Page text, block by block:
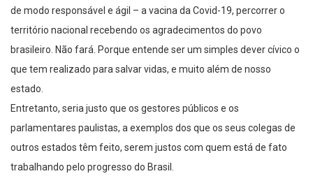
território nacional recebendo os agradecimentos do povo
brasileiro. Não fará. Porque entende ser um simples dever cívico o
que tem realizado para salvar vidas, e muito além de nosso
estado.
Entretanto, seria justo que os gestores públicos e os
parlamentares paulistas, a exemplos dos que os seus colegas de
outros estados têm feito, serem justos com quem está de fato
trabalhando pelo progresso do Brasil.